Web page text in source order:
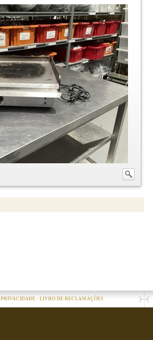
PRIVACIDADE - LIVRO DE RECLAMAÇÕES